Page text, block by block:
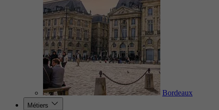
Bordeaux
Métiers